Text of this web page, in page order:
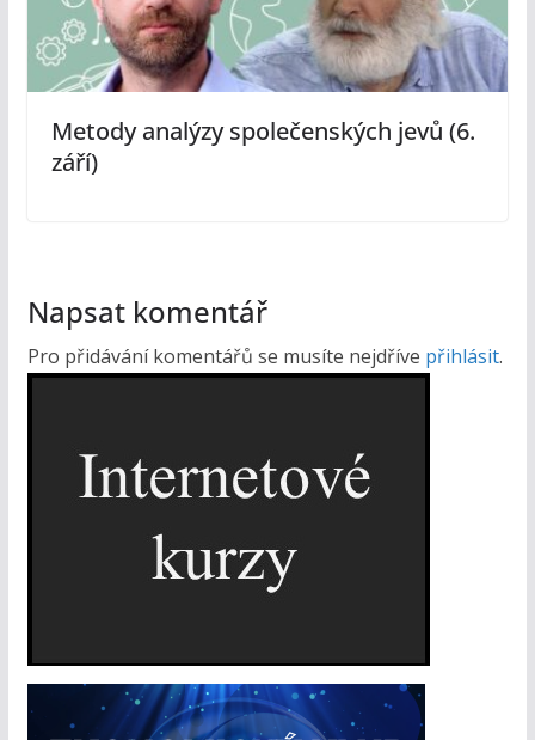
Metody analýzy společenských jevů (6.
září)
Napsat komentář
Pro přidávání komentářů se musíte nejdříve přihlásit.